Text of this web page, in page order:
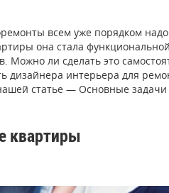
всем уже порядком
она стала
Можно ли сделать это
интерьера для
статье — Основные задачи
квартиры